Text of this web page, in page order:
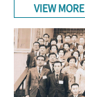
VIEW MORE